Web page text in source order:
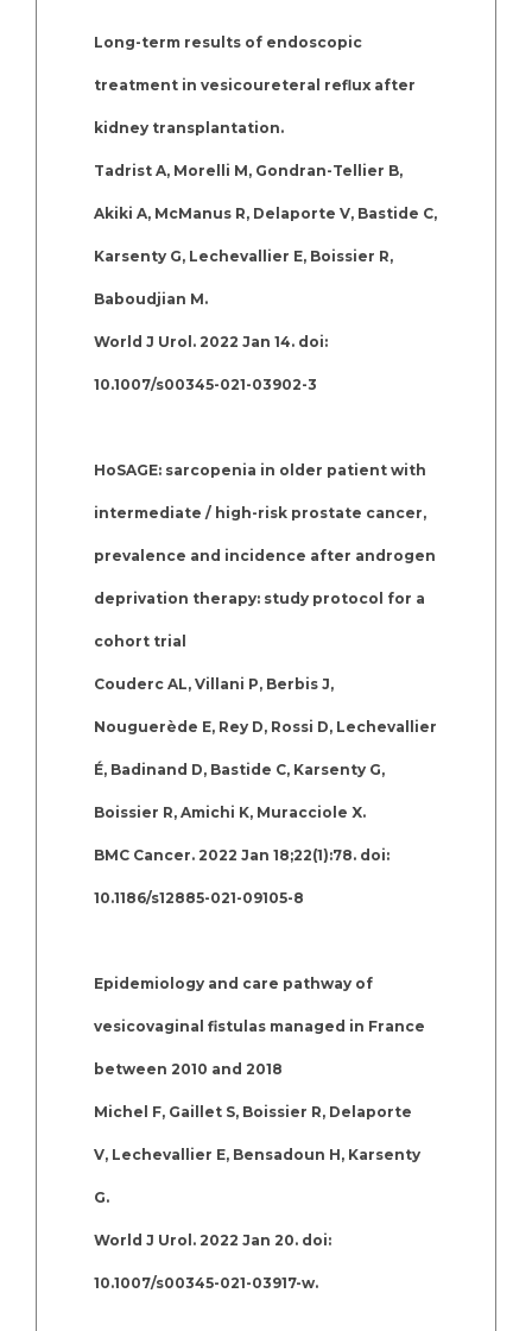
Long-term results of endoscopic
treatment in vesicoureteral reflux after
kidney transplantation.
Tadrist A, Morelli M, Gondran-Tellier B,
Akiki A, McManus R, Delaporte V, Bastide C,
Karsenty G, Lechevallier E, Boissier R,
Baboudjian M.
World J Urol. 2022 Jan 14. doi:
10.1007/s00345-021-03902-3
HoSAGE: sarcopenia in older patient with
intermediate / high-risk prostate cancer,
prevalence and incidence after androgen
deprivation therapy: study protocol for a
cohort trial
Couderc AL, Villani P, Berbis J,
Nouguerède E, Rey D, Rossi D, Lechevallier
É, Badinand D, Bastide C, Karsenty G,
Boissier R, Amichi K, Muracciole X.
BMC Cancer. 2022 Jan 18;22(1):78. doi:
10.1186/s12885-021-09105-8
Epidemiology and care pathway of
vesicovaginal fistulas managed in France
between 2010 and 2018
Michel F, Gaillet S, Boissier R, Delaporte
V, Lechevallier E, Bensadoun H, Karsenty
G.
World J Urol. 2022 Jan 20. doi:
10.1007/s00345-021-03917-w.